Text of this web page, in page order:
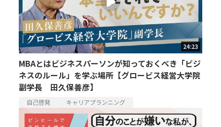
24:23
MBAとはビジネスパーソンが知っておくべき「ビジ
ネスのルール」を学ぶ場所【グロービス経営大学院
副学長 田久保善彦】
自己啓発 キャリアプランニング